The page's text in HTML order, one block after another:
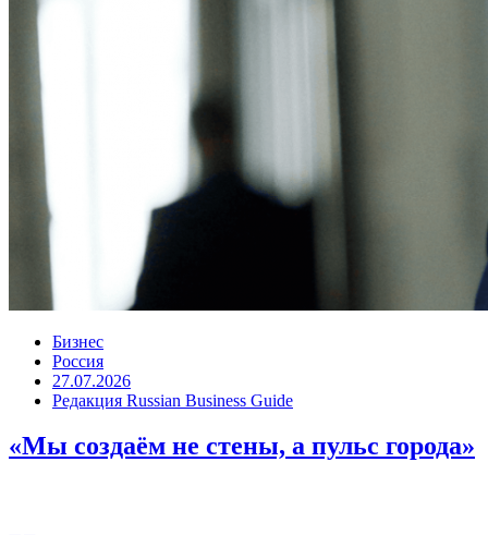
Бизнес
Россия
27.07.2026
Редакция Russian Business Guide
«Мы создаём не стены, а пульс города»